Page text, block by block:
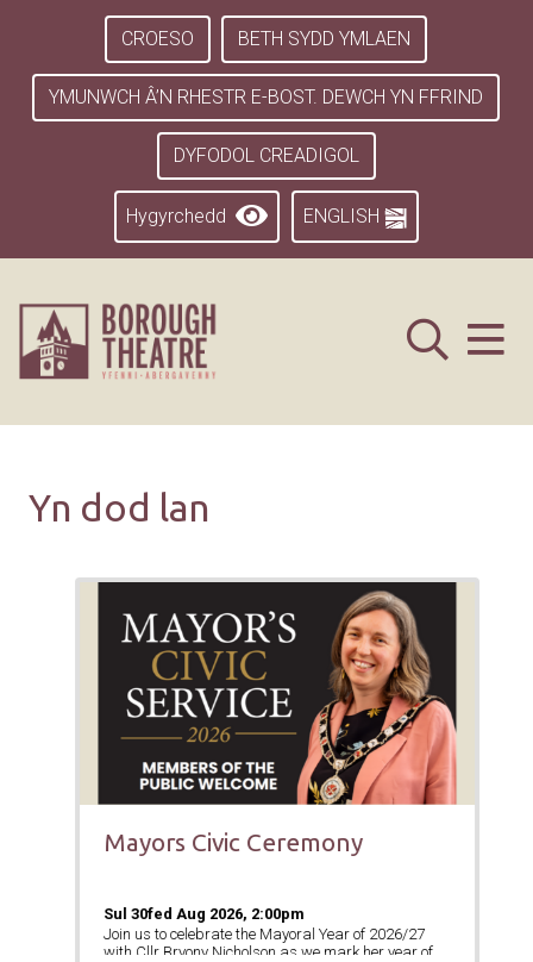
CROESO BETH SYDD YMLAEN
YMUNWCH Â’N RHESTR E-BOST. DEWCH YN FFRIND
DYFODOL CREADIGOL
Hygyrchedd ENGLISH
Yn dod lan
Mayors Civic Ceremony
Sul 30fed Aug 2026,2:00pm
Join us to celebrate the Mayoral Year of 2026/27
with Cllr Bryony Nicholson as we mark her year of